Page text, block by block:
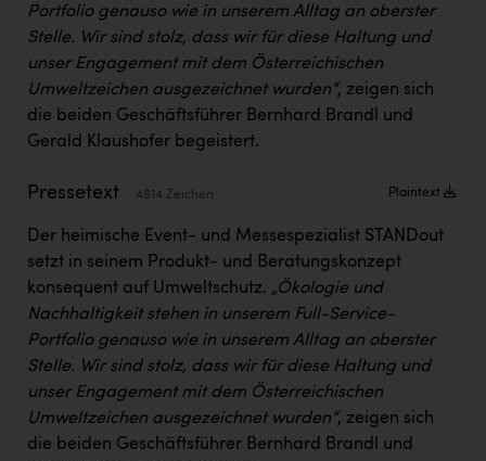
INTERSPAR
Jesolo
Jane Goodall Institute Austria
KIWI Kinderwunsch Institut Dr. Loimer
KLIPP Frisör
Kleider Bauer
Kremsmüller Anlagenbau GmbH
Maximarkt
Portfolio genauso wie in unserem Alltag an oberster
Stelle. Wir sind stolz, dass wir für diese Haltung und
unser Engagement mit dem Österreichischen
Umweltzeichen ausgezeichnet wurden“, zeigen sich
die beiden Geschäftsführer Bernhard Brandl und
Gerald Klaushofer begeistert.
Pressetext 4814 Zeichen Plaintext
Der heimische Event- und Messespezialist STANDout
setzt in seinem Produkt- und Beratungskonzept
konsequent auf Umweltschutz. „Ökologie und
Nachhaltigkeit stehen in unserem Full-Service-
Portfolio genauso wie in unserem Alltag an oberster
Stelle. Wir sind stolz, dass wir für diese Haltung und
unser Engagement mit dem Österreichischen
Umweltzeichen ausgezeichnet wurden“, zeigen sich
die beiden Geschäftsführer Bernhard Brandl und